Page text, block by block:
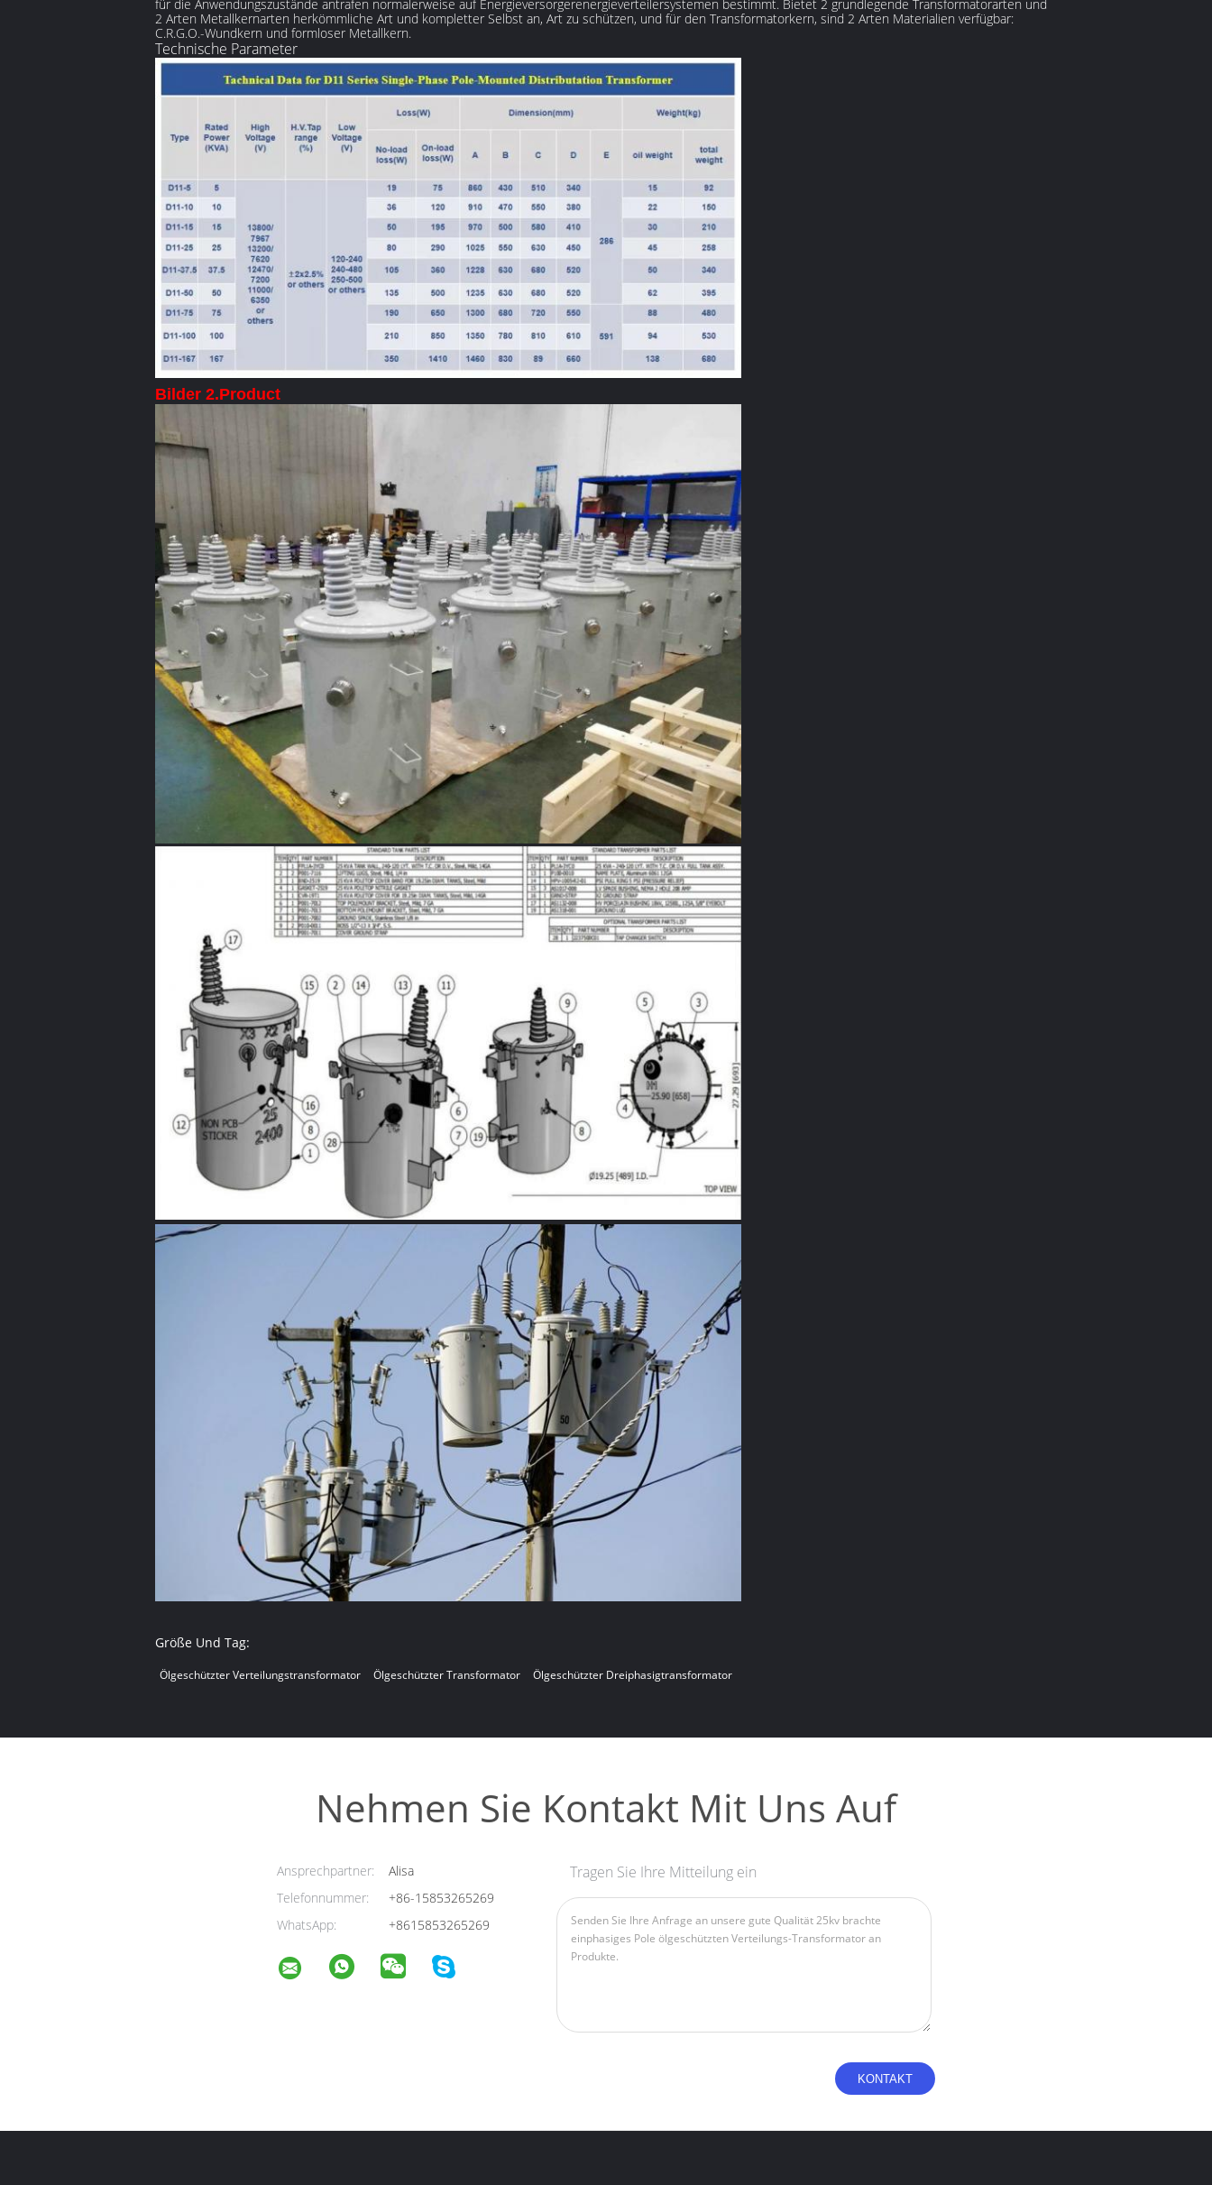
für die Anwendungszustände antrafen normalerweise auf Energieversorgerenergieverteilersystemen bestimmt. Bietet 2 grundlegende Transformatorarten und
2 Arten Metallkernarten herkömmliche Art und kompletter Selbst an, Art zu schützen, und für den Transformatorkern, sind 2 Arten Materialien verfügbar:
C.R.G.O.-Wundkern und formloser Metallkern.
Technische Parameter
Bilder 2.Product
Größe Und Tag:
Ölgeschützter Verteilungstransformator Ölgeschützter Transformator Ölgeschützter Dreiphasigtransformator
Nehmen Sie Kontakt Mit Uns Auf
Ansprechpartner:
Alisa
Telefonnummer:
+86-15853265269
WhatsApp:
+8615853265269
Tragen Sie Ihre Mitteilung ein